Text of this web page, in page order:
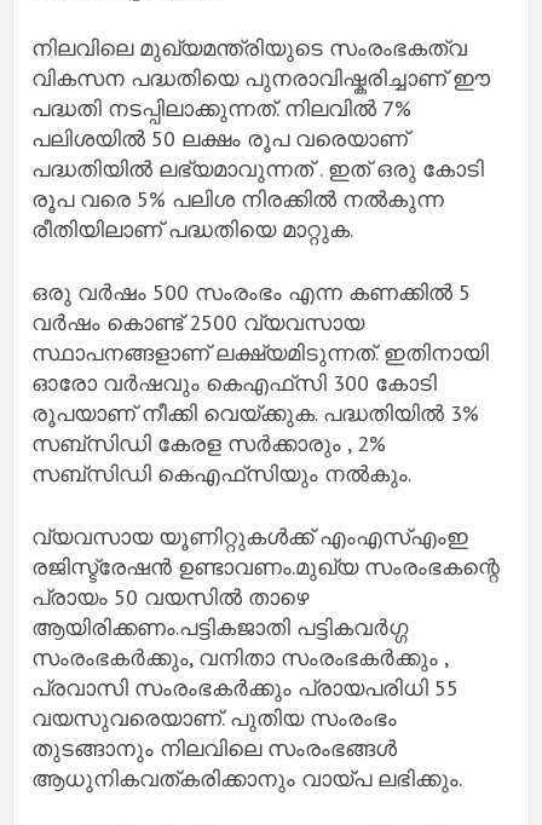
നിലവിലെ മുഖ്യമന്ത്രിയുടെ സംരംഭകത്വ
വികസന പദ്ധതിയെ പുനരാവിഷ്കരിച്ചാണ് ഈ
പദ്ധതി നടപ്പിലാക്കുന്നത്. നിലവിൽ 7%
പലിശയിൽ 50 ലക്ഷം രൂപ വരെയാണ്
പദ്ധതിയിൽ ലഭ്യമാവുന്നത് . ഇത് ഒരു കോടി
രൂപ വരെ 5% പലിശ നിരക്കിൽ നൽകുന്ന
രീതിയിലാണ് പദ്ധതിയെ മാറ്റുക.
ഒരു വര്‍ഷം 500 സംരംഭം എന്ന കണക്കിൽ 5
വർഷം കൊണ്ട് 2500 വ്യവസായ
സ്ഥാപനങ്ങളാണ് ലക്ഷ്യമിടുന്നത്. ഇതിനായി
ഓരോ വർഷവും കെഎഫ്‌സി 300 കോടി
രൂപയാണ് നീക്കി വെയ്ക്കുക. പദ്ധതിയിൽ 3%
സബ്‌സിഡി കേരള സർക്കാരും , 2%
സബ്‌സിഡി കെഎഫ്‌സിയും നൽകും.
വ്യവസായ യൂണിറ്റുകൾക്ക് എംഎസ്എംഇ
രജിസ്ട്രേഷൻ ഉണ്ടാവണം.മുഖ്യ സംരംഭകന്റെ
പ്രായം 50 വയസിൽ താഴെ
ആയിരിക്കണം.പട്ടികജാതി പട്ടികവർഗ്ഗ
സംരംഭകർക്കും, വനിതാ സംരംഭകർക്കും ,
പ്രവാസി സംരംഭകർക്കും പ്രായപരിധി 55
വയസുവരെയാണ്. പുതിയ സംരംഭം
തുടങ്ങാനും നിലവിലെ സംരംഭങ്ങൾ
ആധുനികവത്കരിക്കാനും വായ്‌പ ലഭിക്കും.